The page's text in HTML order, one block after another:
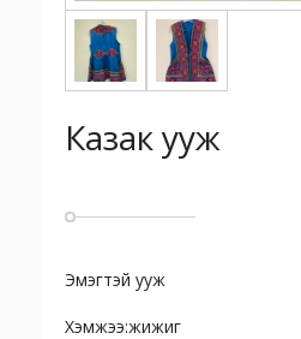
Казак ууж
Эмэгтэй ууж
Хэмжээ:жижиг